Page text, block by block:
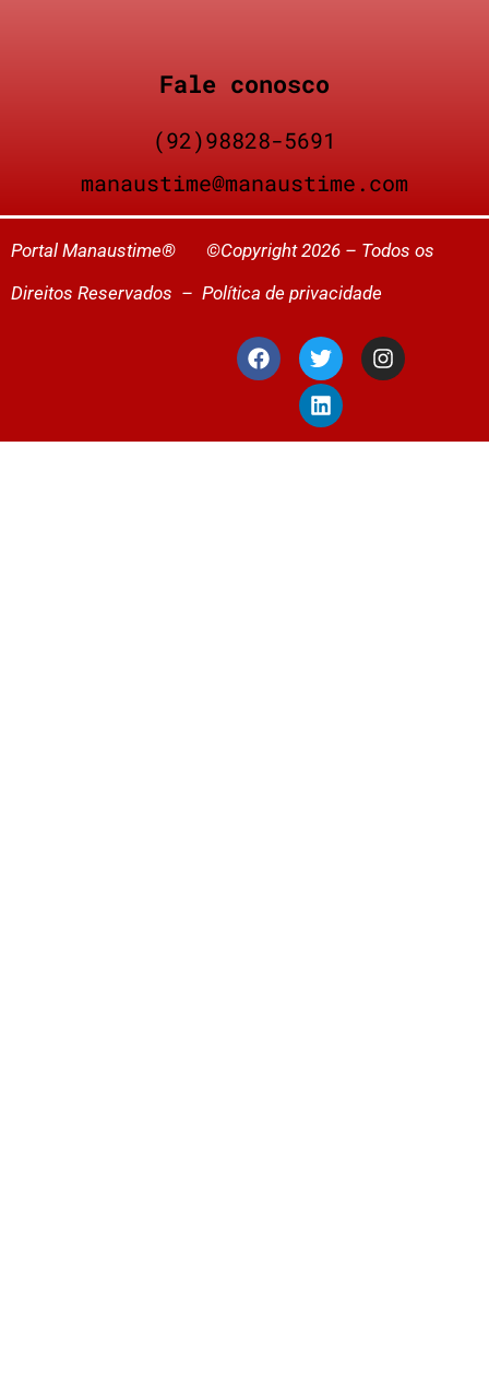
Fale conosco
(92)98828-5691
manaustime@manaustime.com
Portal Manaustime® ©Copyright 2026 – Todos os
Direitos Reservados – Política de privacidade